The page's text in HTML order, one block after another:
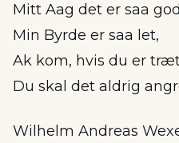
Mitt Aag det er saa
Min Byrde er saa let,
Ak kom, hvis du er
Du skal det aldrig
Wilhelm Andreas